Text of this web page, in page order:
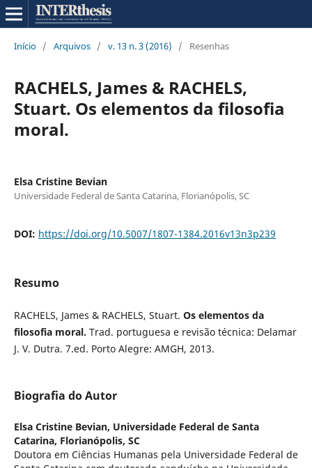
Início / Arquivos / v. 13 n. 3 (2016) / Resenhas
RACHELS, James & RACHELS,
Stuart. Os elementos da filosofia
moral.
Elsa Cristine Bevian
Universidade Federal de Santa Catarina, Florianópolis, SC
DOI: https://doi.org/10.5007/1807-1384.2016v13n3p239
Resumo
RACHELS, James & RACHELS, Stuart. Os elementos da
filosofia moral. Trad. portuguesa e revisão técnica: Delamar
J. V. Dutra. 7.ed. Porto Alegre: AMGH, 2013.
Biografia do Autor
Elsa Cristine Bevian, Universidade Federal de Santa
Catarina, Florianópolis, SC
Doutora em Ciências Humanas pela Universidade Federal de